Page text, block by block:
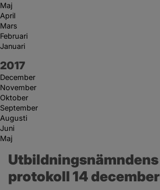
Maj
April
Mars
Februari
Januari
År:
2017
December
November
Oktober
September
Augusti
Juni
Maj
Utbildningsnämndens
protokoll 14 december